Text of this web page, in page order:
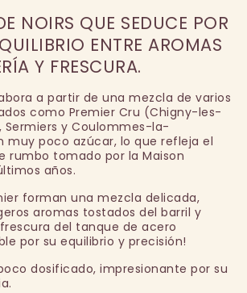
NOIRS QUE SEDUCE POR
ENTRE AROMAS
Y FRESCURA.
a partir de una mezcla de varios
como Premier Cru (Chigny-les-
Sermiers y Coulommes-la-
muy poco azúcar, lo que refleja el
rumbo tomado por la Maison
años.
forman una mezcla delicada,
aromas tostados del barril y
del tanque de acero
por su equilibrio y precisión!
dosificado, impresionante por su